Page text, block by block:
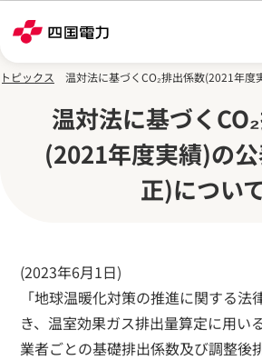
ピックス 温対法に基づくCO₂排出係数(2021年
温対法に基づく
(2021年度実績)の
正)につい
(2023年6月1日)
「地球温暖化対策の推進に関する法
き、温室効果ガス排出量算定に用い
業者ごとの基礎排出係数及び調整後